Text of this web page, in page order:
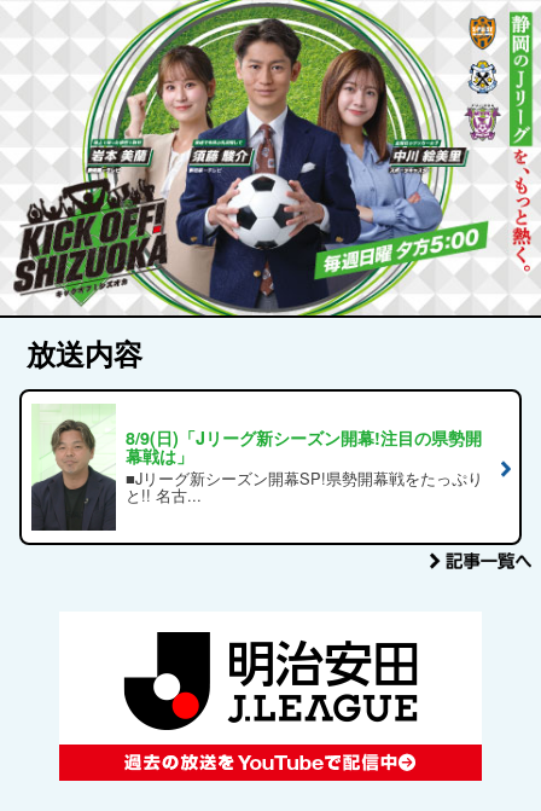
放送内容
8/9(日)「Jリーグ新シーズン開幕!注目の県勢開
幕戦は」
■Jリーグ新シーズン開幕SP!県勢開幕戦をたっぷり
と!! 名古...